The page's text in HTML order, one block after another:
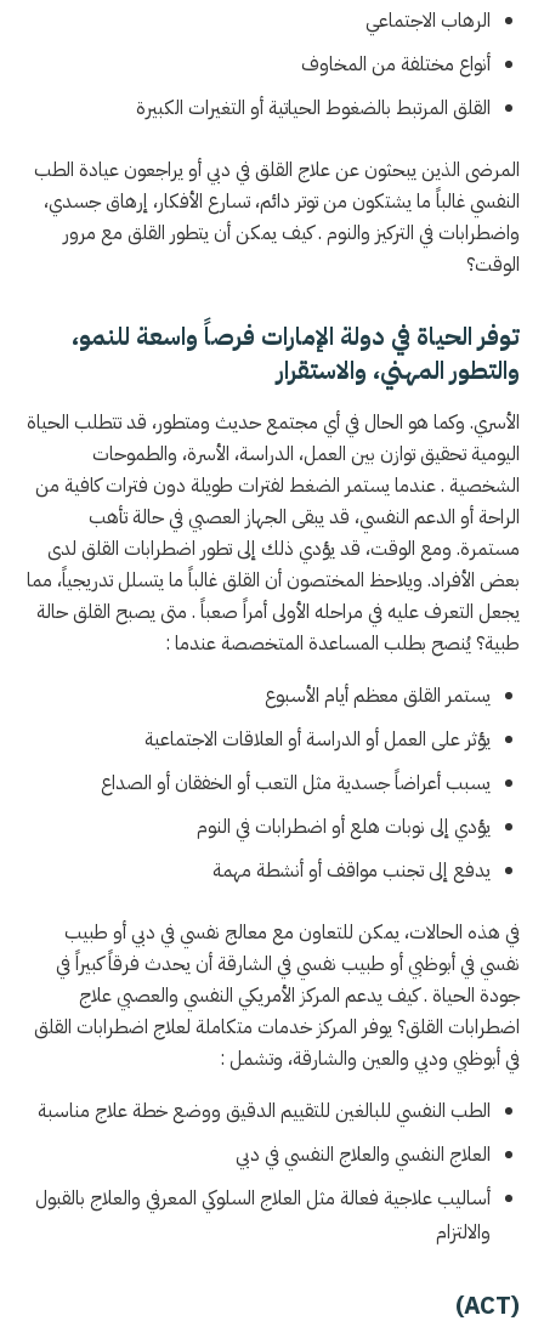
الرهاب الاجتماعي
أنواع مختلفة من المخاوف
القلق المرتبط بالضغوط الحياتية أو التغيرات الكبيرة
المرضى الذين يبحثون عن علاج القلق في دبي أو يراجعون عيادة الطب
النفسي غالباً ما يشتكون من توتر دائم، تسارع الأفكار، إرهاق جسدي،
واضطرابات في التركيز والنوم . كيف يمكن أن يتطور القلق مع مرور
الوقت؟
توفر الحياة في دولة الإمارات فرصاً واسعة للنمو،
والتطور المهني، والاستقرار
الأسري. وكما هو الحال في أي مجتمع حديث ومتطور، قد تتطلب الحياة
اليومية تحقيق توازن بين العمل، الدراسة، الأسرة، والطموحات
الشخصية . عندما يستمر الضغط لفترات طويلة دون فترات كافية من
الراحة أو الدعم النفسي، قد يبقى الجهاز العصبي في حالة تأهب
مستمرة. ومع الوقت، قد يؤدي ذلك إلى تطور اضطرابات القلق لدى
بعض الأفراد. ويلاحظ المختصون أن القلق غالباً ما يتسلل تدريجياً، مما
يجعل التعرف عليه في مراحله الأولى أمراً صعباً . متى يصبح القلق حالة
طبية؟ يُنصح بطلب المساعدة المتخصصة عندما :
يستمر القلق معظم أيام الأسبوع
يؤثر على العمل أو الدراسة أو العلاقات الاجتماعية
يسبب أعراضاً جسدية مثل التعب أو الخفقان أو الصداع
يؤدي إلى نوبات هلع أو اضطرابات في النوم
يدفع إلى تجنب مواقف أو أنشطة مهمة
في هذه الحالات، يمكن للتعاون مع معالج نفسي في دبي أو طبيب
نفسي في أبوظبي أو طبيب نفسي في الشارقة أن يحدث فرقاً كبيراً في
جودة الحياة . كيف يدعم المركز الأمريكي النفسي والعصبي علاج
اضطرابات القلق؟ يوفر المركز خدمات متكاملة لعلاج اضطرابات القلق
في أبوظبي ودبي والعين والشارقة، وتشمل :
الطب النفسي للبالغين للتقييم الدقيق ووضع خطة علاج مناسبة
العلاج النفسي والعلاج النفسي في دبي
أساليب علاجية فعالة مثل العلاج السلوكي المعرفي والعلاج بالقبول
والالتزام
(ACT)